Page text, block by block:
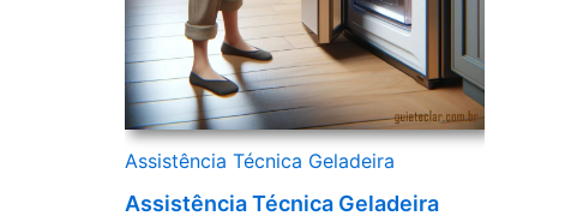
Assistência Técnica Geladeira
Assistência Técnica Geladeira